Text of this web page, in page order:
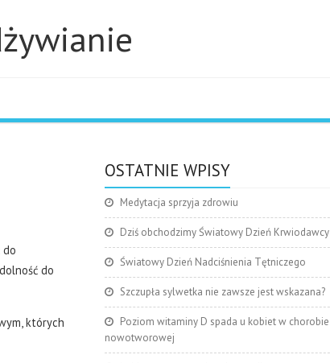
do
do
których
OSTATNIE WPISY
Medytacja sprzyja zdrowiu
Dziś obchodzimy Światowy Dzień Krwiodawcy
Światowy Dzień Nadciśnienia Tętniczego
Szczupła sylwetka nie zawsze jest wskazana?
Poziom witaminy D spada u kobiet w chorobie
nowotworowej